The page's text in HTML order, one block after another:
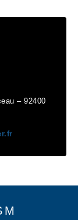
– 92400